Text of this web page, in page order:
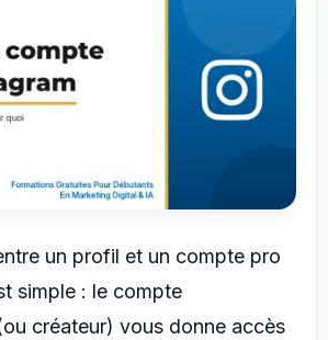
un profil et un compte pro
simple : le compte
créateur) vous donne accès